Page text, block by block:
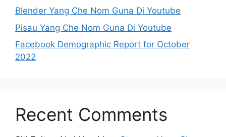
Blender Yang Che Nom Guna Di Youtube
Pisau Yang Che Nom Guna Di Youtube
Facebook Demographic Report for October
2022
Recent Comments